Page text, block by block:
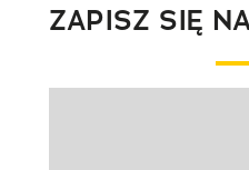
ZAPISZ SIĘ